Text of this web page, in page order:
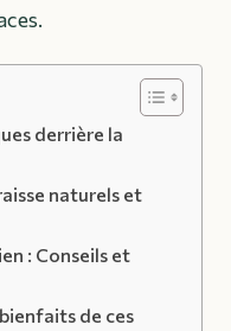
derrière la
naturels et
: Conseils et
de ces